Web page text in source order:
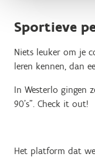
Sportieve
Niets leuker om je
leren kennen, dan
In Westerlo gingen
90’s”. Check it out!
Het platform dat